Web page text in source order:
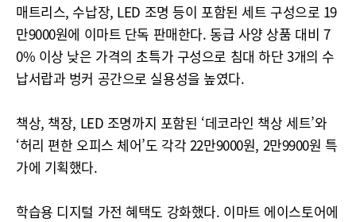
매트리스, 수납장, LED 조명 등이 포함된 세트 구성으로 19
만9000원에 이마트 단독 판매한다. 동급 사양 상품 대비 7
0% 이상 낮은 가격의 초특가 구성으로 침대 하단 3개의 수
납서랍과 벙커 공간으로 실용성을 높였다.
책상, 책장, LED 조명까지 포함된 ‘데코라인 책상 세트’와
‘허리 편한 오피스 체어’도 각각 22만9000원, 2만9900원 특
가에 기획했다.
학습용 디지털 가전 혜택도 강화했다. 이마트 에이스토어에